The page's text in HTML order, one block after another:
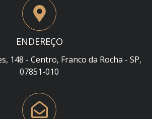
ENDEREÇO
148 - Centro, Franco da Rocha - SP,
07851-010